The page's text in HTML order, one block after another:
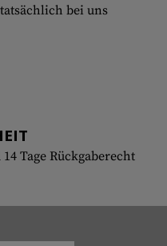
bei uns
Tage Rückgaberecht